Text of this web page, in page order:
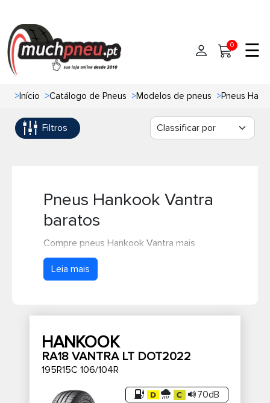
Início
Pneus
Pneus 4x4
Pneus de moto
Pneus de Van
Oficinas de Pneus
0 ☰
>Início >Catálogo de Pneus >Modelos de pneus >Pneus
Filtros
Pneus Hankook Vantra
baratos
Compre pneus Hankook Vantra mais
baratose com portes grátis
a medida ideal para a sua furgoneta ou
possível em Portugal.
Leia mais
HANKOOK
RA18 VANTRA LT DOT2022
195R15C 106/104R
70dB